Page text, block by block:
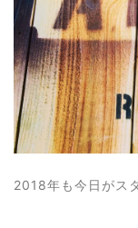
2018年も今日がス